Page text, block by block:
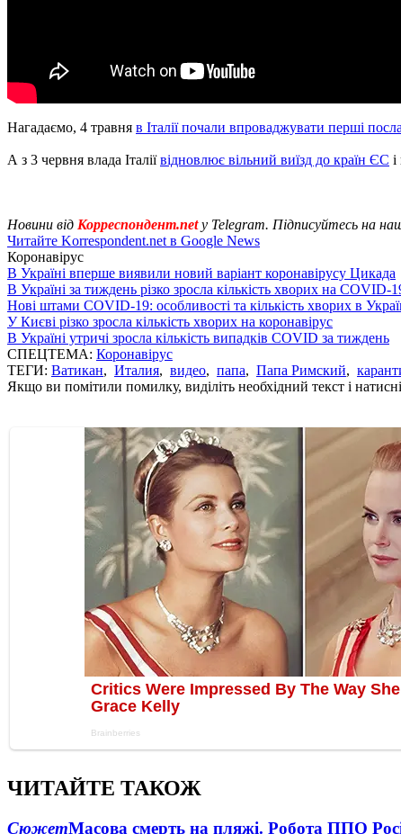
Нагадаємо, 4 травня в Італії почали впроваджувати перші
А з 3 червня влада Італіївідновлює вільний виїзд до країн ЄС
Новини від Корреспондент.net у Telegram. Підписуйтесь на
Читайте Korrespondent.net в Google News
Коронавірус
В Україні вперше виявили новий варіант коронавірусу Цикада
В Україні за тиждень різко зросла кількість хворих на COVID-
Нові штами COVID-19: особливості та кількість хворих в
У Києві різко зросла кількість хворих на коронавірус
В Україні утричі зросла кількість випадків COVID за тиждень
СПЕЦТЕМА: Коронавірус
ТЕГИ: Ватикан, Италия, видео, папа, Папа Римский,
Якщо ви помітили помилку, виділіть необхідний текст і
ЧИТАЙТЕ ТАКОЖ
СюжетМасова смерть на пляжі. Робота ППО